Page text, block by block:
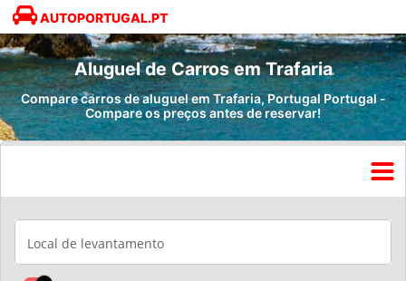
AUTOPORTUGAL.PT
Aluguel de Carros em Trafaria
Compare carros de aluguel em Trafaria, Portugal Portugal -
Compare os preços antes de reservar!
Local de levantamento